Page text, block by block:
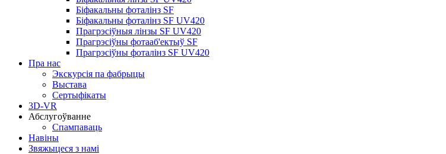
Біфакальны фоталінз SF
Біфакальны фоталінз SF UV420
Прагрэсіўныя лінзы SF UV420
Прагрэсіўны фотааб'ектыў SF
Прагрэсіўны фоталінз SF UV420
Пра нас
Экскурсія па фабрыцы
Выстава
Сертыфікаты
3D-VR
Абслугоўванне
Спампаваць
Навіны
Звяжыцеся з намі